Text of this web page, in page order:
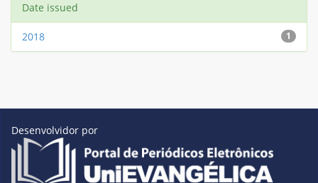
Date issued
1
2018
Desenvolvidor por